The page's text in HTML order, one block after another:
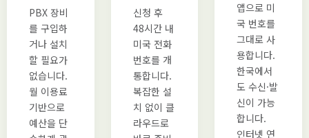
PBX 장비
를 구입하
거나 설치
할 필요가
없습니다.
월 이용료
기반으로
예산을 단
신청 후
48시간 내
미국 전화
번호를 개
통합니다.
복잡한 설
치 없이 클
라우드로
앱으로 미
국 번호를
그대로 사
용합니다.
한국에서
도 수신·발
신이 가능
합니다.
인터넷 연